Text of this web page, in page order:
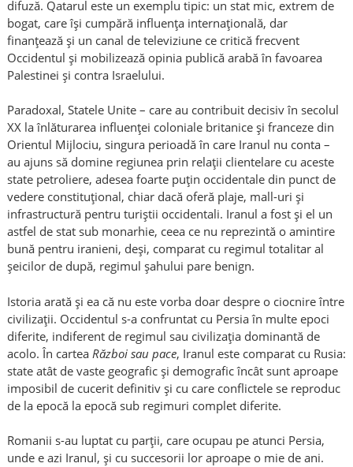
difuză. Qatarul este un exemplu tipic: un stat mic, extrem de
bogat, care își cumpără influența internațională, dar
finanțează și un canal de televiziune ce critică frecvent
Occidentul și mobilizează opinia publică arabă în favoarea
Palestinei și contra Israelului.
Paradoxal, Statele Unite – care au contribuit decisiv în secolul
XX la înlăturarea influenței coloniale britanice și franceze din
Orientul Mijlociu, singura perioadă în care Iranul nu conta –
au ajuns să domine regiunea prin relații clientelare cu aceste
state petroliere, adesea foarte puțin occidentale din punct de
vedere constituțional, chiar dacă oferă plaje, mall-uri și
infrastructură pentru turiștii occidentali. Iranul a fost și el un
astfel de stat sub monarhie, ceea ce nu reprezintă o amintire
bună pentru iranieni, deși, comparat cu regimul totalitar al
șeicilor de după, regimul șahului pare benign.
Istoria arată și ea că nu este vorba doar despre o ciocnire între
civilizații. Occidentul s-a confruntat cu Persia în multe epoci
diferite, indiferent de regimul sau civilizația dominantă de
acolo. În cartea Război sau pace, Iranul este comparat cu Rusia:
state atât de vaste geografic și demografic încât sunt aproape
imposibil de cucerit definitiv și cu care conflictele se reproduc
de la epocă la epocă sub regimuri complet diferite.
Romanii s-au luptat cu parții, care ocupau pe atunci Persia,
unde e azi Iranul, și cu succesorii lor aproape o mie de ani.